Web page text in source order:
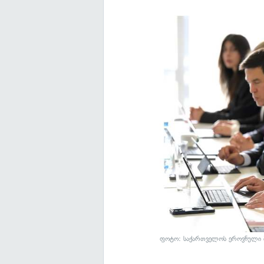
ფოტო: საქართველოს ეროვნული